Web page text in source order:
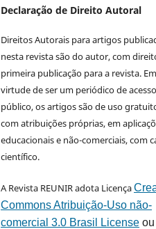
Declaração de Direito Autoral
Direitos Autorais para artigos
nesta revista são do autor, com
primeira publicação para a revista. Em
virtude de ser um periódico de acesso
público, os artigos são de uso
com atribuições próprias, em
educacionais e não-comerciais, com
científico.
A Revista REUNIR adota Licença
Commons Atribuição-Uso não-
comercial 3.0 Brasil License